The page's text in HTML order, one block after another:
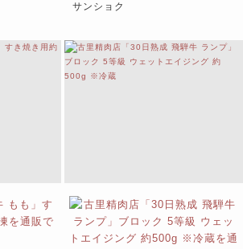
サンショク